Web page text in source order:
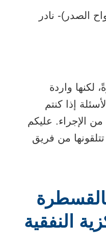
الصدر)- نادر
لكنها واردة
إذا كنتم
الإجراء. عليكم
تتلقونها من فريق
النفقية